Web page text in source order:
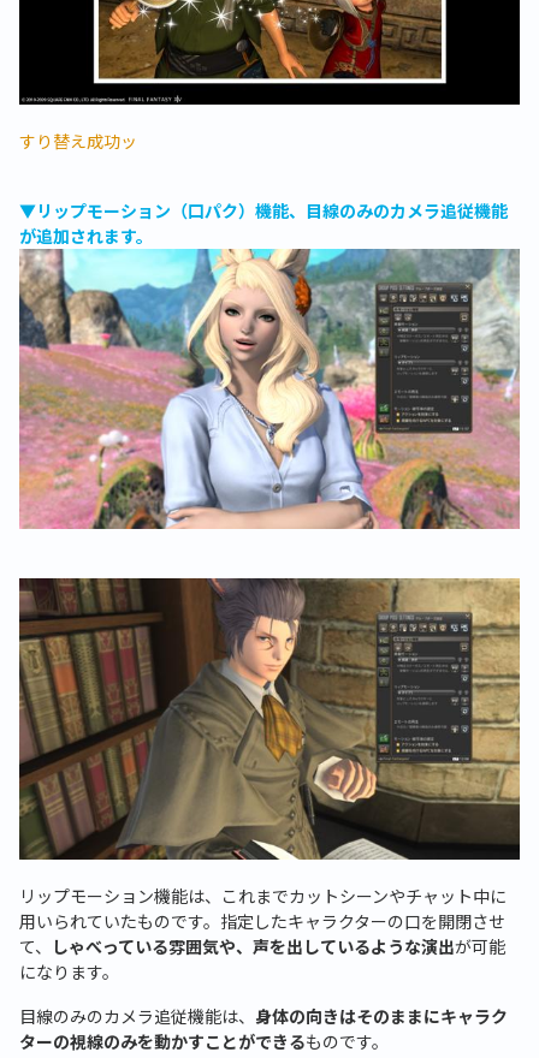
すり替え成功ッ
▼リップモーション（口パク）機能、目線のみのカメラ追従機能
が追加されます。
リップモーション機能は、これまでカットシーンやチャット中に
用いられていたものです。指定したキャラクターの口を開閉させ
て、
しゃべっている雰囲気や、声を出しているような演出が可能
になります。
目線のみのカメラ追従機能は、 身体の向きはそのままにキャラク
ターの視線のみを動かすことができるものです。